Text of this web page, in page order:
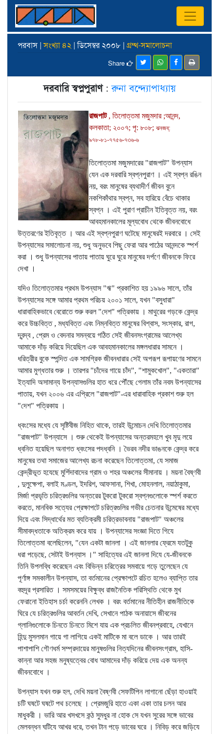
পরবাস |সংখ্যা ৪২ | ডিসেম্বর ২০০৮ | গ্রম্থ-সমালোচনা
Share
দরবারি স্বপ্নপুরাণ:রুনা বন্দ্যোপাধ্যায়
রাজপাট , তিলোত্তমা মজুমদার ;আনন্দ,
কলকাতা; ২০০৭; পৃ: ৮০৮; ঝনজব্‌:
৯৭৮-৮১-৭৭৫৬-৭৩৬-৬
তিলোত্তমা মজুমদারের "রাজপাট" উপন্যাস
যেন এক দরবারি স্বপ্নপুরাণ । এই স্বপ্ন রঙিন
নয়, বরং মানুষের ব্যথাদীর্ণ জীবন বুনে
নকশিকাঁথার স্বপ্ন, সব হারিয়ে বেঁচে থাকার
স্বপ্ন । এই পুরাণ প্রাচীন ইতিবৃত্ত নয়, বরং
আবহমানকালের মূল্যবোধ থেকে জীবনবোধে
উত্তরণের ইতিবৃত্ত । আর এই স্বপ্নপুরাণ ঘটেছে মানুষেরই দরবারে । সেই
উপন্যাসের সমালোচনা নয়, শুধু অনুভবে পিছু ফেরা আর পাঠের আনন্দকে স্পর্শ
করা । শুধু উপন্যাসের পাতায় পাতায় ঘুরে ঘুরে মানুষের দর্পণে জীবনকে ফিরে
দেখা ।
যদিও তিলোত্তমার প্রথম উপন্যাস "ঋ" প্রকাশিত হয় ১৯৯৬ সালে, তাঁর
উপন্যাসের সঙ্গে আমার প্রথম পরিচয় ২০০১ সালে, যখন "বসুধারা"
ধারাবাহিকভাবে বেরোতে শুরু করল "দেশ" পত্রিকায় । মাথুরের গড়কে কেন্দ্র
করে উচ্চবিত্ত , মধ্যবিত্ত এবং নিম্নবিত্ত মানুষের বিশ্বাস, সংস্কার, রাগ,
দ্বন্দ্ব , প্রেম ও বেদনার সমন্বয়ে গঠিত সেই জীবনসংগ্রামের আলেখ্য
আমাকে দাঁড় করিয়ে দিয়েছিল এক আবহমানকালের মঙ্গলধারার সামনে ।
ধরিত্রীর বুকে স্পন্দিত এক সামগ্রিক জীবনধারার সেই অপরূপ রূপায়ণের সামনে
আমার মুগ্ধতার শুরু । তারপর "চাঁদের গায়ে চাঁদ", "শামুকখোল", "একতারা"
ইত্যাদি অসামান্য উপন্যাসগুলির হাত ধরে পৌঁছে গেলাম তাঁর নবম উপন্যাসের
পাতায়, যখন ২০০৬ এর এপ্রিলে "রাজপাট"-এর ধারাবাহিক প্রকাশ শুরু হল
"দেশ" পত্রিকায় ।
ধ্বংসের মধ্যে যে সৃষ্টিবীজ নিহিত থাকে, তারই উন্মোচন দেখি তিলোত্তমার
"রাজপাট" উপন্যাসে । শুরু থেকেই উপন্যাসের অন্তরমহলে খুব মৃদু লয়ে
ধ্বনিত হয়েছিল অনাগত ধ্বংসের পদধ্বনি । ভৈরব নদীর ভাঙনকে কেন্দ্র করে
মানুষের তথা সমাজের আলেখ্য রচনা করেছেন তিলোত্তমা, যে সমাজ
কেন্দ্রীভূত হযেছে মুর্শিদাবাদের গ্রাম ও শহর অঞ্চলের সীমানায় । ময়না বৈষ্ণবী
, দুলুক্ষেপা, বলাই মণ্ডল, ইদরিশ, আফসানা, শিখা, মোহনলাল, নয়াঠাকুমা,
মির্জা প্রভৃতি চরিত্রগুলির অন্তরের টুকরো টুকরো স্বপ্নগুলোকে স্পর্শ করতে
করতে, মানবিক সত্যের প্রেক্ষাপটে চরিত্রগুলির গভীর চেতনার উন্মেষের মধ্যে
দিয়ে এবং সিদ্ধার্থের মত ব্যতিক্রমী চরিত্রভাবনায় "রাজপাট" অঞ্চলের
সীমাবদ্ধতাকে অতিক্রম করে যায় । উপন্যাসের সংজ্ঞা দিতে গিযে
তিলোত্তমা বলেছিলেন, "যেন একটা জানলা । এই জানলার ফ্রেমে যতটুকু
ধরা পড়েছে, সেটাই উপন্যাস ।" সাহিত্যের এই জানলা দিযে যে-জীবনকে
তিনি উপলব্ধি করেছেন এবং বিভিন্ন চরিত্রের সমবায়ে গড়ে তুলেছেন যে
পূর্ণাঙ্গ সমকালীন উপন্যাস, তা বর্তমানের প্রেক্ষাপটে রচিত হলেও ব্যাপ্তি তার
বহুদূর প্রসারিত । সমসময়ের বিক্ষুব্ধ রাজনৈতিক পরিস্থিতি থেকে মুখ
ফেরানো ইতিহাস চর্চা করেননি লেখক । বরং বর্তমানের নীতিহীন রাজনীতিকে
ঘিরে যে চরিত্রগুলির আবর্তন দেখি, সেখানে পাঠক অনায়াসে জীবনের
গ্লানিগুলোকে চিনতে চিনতে মিশে যায় এক প্রচলিত জীবনপ্রবাহে, যেখানে
হিন্দু মুসলমান গায়ে গা লাগিয়ে একই মাটিকে মা বলে ডাকে । আর তারই
পাশাপাশি গৌণধর্ম সম্প্রদায়ের মানুষগুলির নিত্যদিনের জীবনসংগ্রাম, হাসি-
কান্না আর সহজ মনুষ্যত্বের বোধ আমাদের দাঁড় করিয়ে দেয় এক অনন্য
জীবনবোধে ।
উপন্যাস যখন শুরু হল, দেখি ময়না বৈষ্ণবী সেফটিপিন লাগানো ছেঁড়া হাওয়াই
চটি ঘষটে ঘষটে পথ চলেছে । প্রেমজুরি হাতে একা একা তার চলন আর
মাধুকরী । ভারি আর খসখসে কন্ঠ সুমধুর না হোক সে যখন সুরের সঙ্গে ভাবের
মেলবন্ধন ঘটিযে আখর ধরে, তখন টান পড়ে ভাবের ঘরে । নিবিড় করে জড়িযে